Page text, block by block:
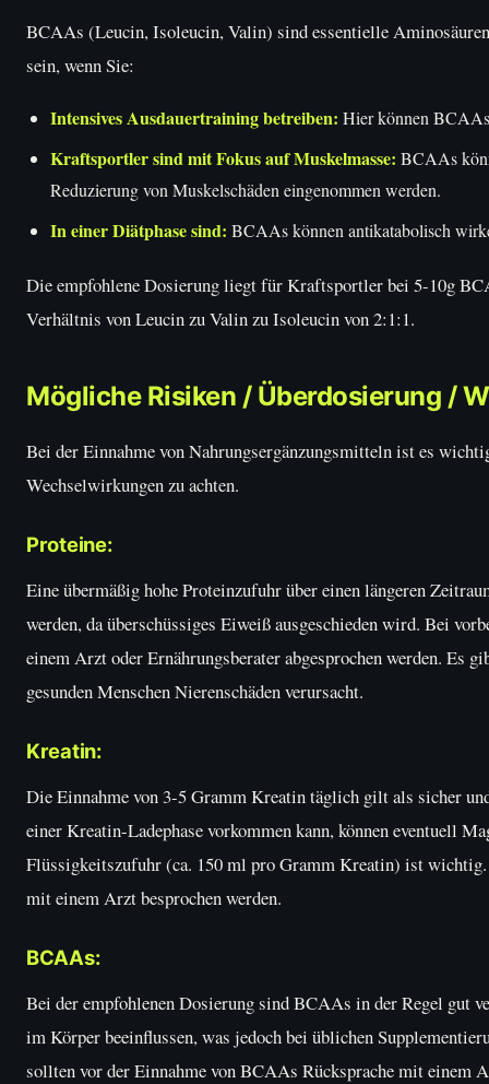
BCAAs (Leucin, Isoleucin, Valin) sind essentielle
sein, wenn Sie:
Intensives Ausdauertraining betreiben: Hier können
Kraftsportler sind mit Fokus auf Muskelmasse: BCAAs
Reduzierung von Muskelschäden eingenommen werden.
In einer Diätphase sind: BCAAs können antikatabolisch
Die empfohlene Dosierung liegt für Kraftsportler bei 5-10g
Verhältnis von Leucin zu Valin zu Isoleucin von 2:1:1.
Mögliche Risiken / Überdosierung /
Bei der Einnahme von Nahrungsergänzungsmitteln ist es
Wechselwirkungen zu achten.
Proteine:
Eine übermäßig hohe Proteinzufuhr über einen längeren
werden, da überschüssiges Eiweiß ausgeschieden wird. Bei
einem Arzt oder Ernährungsberater abgesprochen werden. Es
gesunden Menschen Nierenschäden verursacht.
Kreatin:
Die Einnahme von 3-5 Gramm Kreatin täglich gilt als sicher
einer Kreatin-Ladephase vorkommen kann, können eventuell
Flüssigkeitszufuhr (ca. 150 ml pro Gramm Kreatin) ist
mit einem Arzt besprochen werden.
BCAAs:
Bei der empfohlenen Dosierung sind BCAAs in der Regel gut
im Körper beeinflussen, was jedoch bei üblichen
sollten vor der Einnahme von BCAAs Rücksprache mit einem